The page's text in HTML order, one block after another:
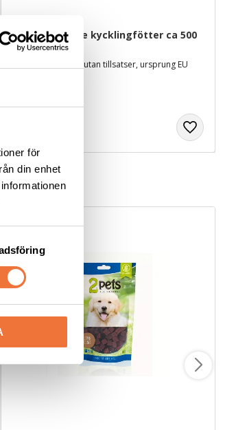
för
din enhet
4Dogs Torkade kycklingfötter ca 500
g
Torkat hundgodis utan tillsatser, ursprung EU